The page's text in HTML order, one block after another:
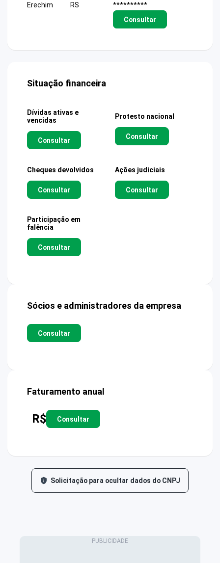
Erechim
RS
**********
Consultar
Situação financeira
Dívidas ativas e
vencidas
Consultar
Protesto nacional
Consultar
Cheques devolvidos
Consultar
Ações judiciais
Consultar
Participação em
falência
Consultar
Sócios e administradores da empresa
Consultar
Faturamento anual
R$ Consultar
Solicitação para ocultar dados do CNPJ